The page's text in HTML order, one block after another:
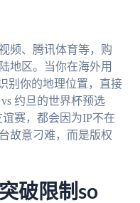
频、腾讯体育等，购
地区。当你在海外用
别你的地理位置，直接
约旦的世界杯预选
赛，都会因为IP不在
故意刁难，而是版权
破限制so